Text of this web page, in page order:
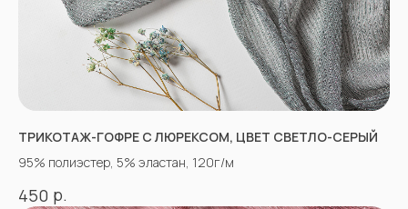
ТРИКОТАЖ-ГОФРЕ С ЛЮРЕКСОМ, ЦВЕТ СВЕТЛО-СЕРЫЙ
95% полиэстер, 5% эластан, 120г/м
450 р.
tkani357@yandex.ru
+7(928)364-79-21Александра